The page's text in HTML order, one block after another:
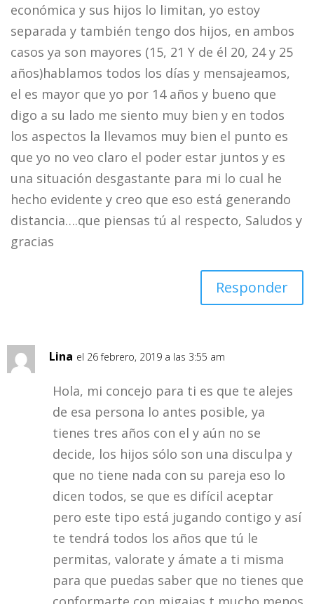
económica y sus hijos lo limitan, yo estoy
separada y también tengo dos hijos, en ambos
casos ya son mayores (15, 21 Y de él 20, 24 y 25
años)hablamos todos los días y mensajeamos,
el es mayor que yo por 14 años y bueno que
digo a su lado me siento muy bien y en todos
los aspectos la llevamos muy bien el punto es
que yo no veo claro el poder estar juntos y es
una situación desgastante para mi lo cual he
hecho evidente y creo que eso está generando
distancia….que piensas tú al respecto, Saludos y
gracias
Responder
Lina el 26 febrero, 2019 a las 3:55 am
Hola, mi concejo para ti es que te alejes
de esa persona lo antes posible, ya
tienes tres años con el y aún no se
decide, los hijos sólo son una disculpa y
que no tiene nada con su pareja eso lo
dicen todos, se que es difícil aceptar
pero este tipo está jugando contigo y así
te tendrá todos los años que tú le
permitas, valorate y ámate a ti misma
para que puedas saber que no tienes que